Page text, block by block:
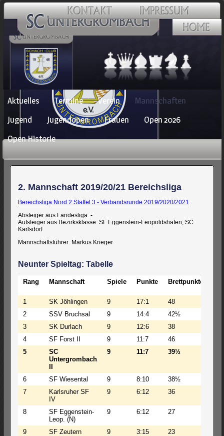
Navigation
überspringen
Aktuelles Termine Verein
Mannschaften
Jugend
Jugendopen Frauen
Open 2026
Open Historie
2. Mannschaft 2019/20/21 Bereichsliga
Bereichsliga Nord 2 Staffel 3 - Verbandsrunde 2019/2020/2021
Absteiger aus Landesliga: -
Aufsteiger aus Bezirksklasse: SF Eggenstein-Leopoldshafen, SC
Karlsdorf
Mannschaftsführer: Markus Krieger
Neunter Spieltag: Tabelle
Rang Mannschaft Spiele Punkte Brettpunkte
1 SK Jöhlingen 9 17:1 48
2
SSV Bruchsal 9 14:4 42½
3
SK Durlach 9 12:6 38
4
SF Forst II 9 11:7 46
5
SC
Untergrombach
9 11:7 39½
6 SF Wiesental 9 8:10 38½
7
Karlsruher SF
IV
9 6:12 36
8
SF Eggenstein-
Leop. (N)
9 6:12 27
9 SF Zeutern 9 3:15 23